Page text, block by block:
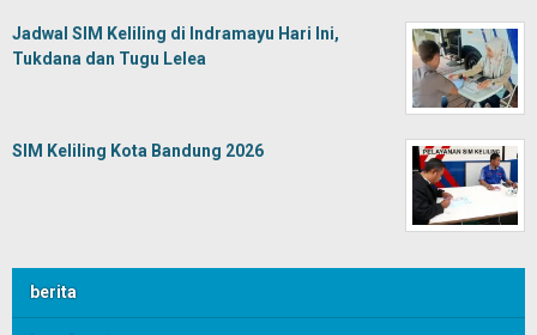
Jadwal SIM Keliling di Indramayu Hari Ini,
Tukdana dan Tugu Lelea
SIM Keliling Kota Bandung 2026
berita